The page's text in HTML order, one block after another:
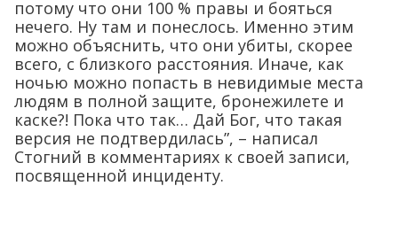
потому что они 100 % правы и бояться
нечего. Ну там и понеслось. Именно этим
можно объяснить, что они убиты, скорее
всего, с близкого расстояния. Иначе, как
ночью можно попасть в невидимые места
людям в полной защите, бронежилете и
каске?! Пока что так… Дай Бог, что такая
версия не подтвердилась”, – написал
Стогний в комментариях к своей записи,
посвященной инциденту.